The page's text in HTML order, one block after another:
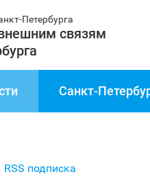
связям
RSS подписка